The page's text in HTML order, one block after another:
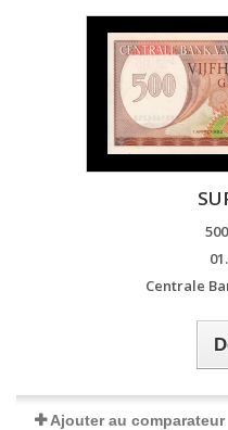
Centrale
Ajouter au comparateur